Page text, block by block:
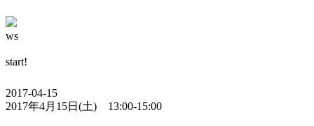
ws
start!
2017-04-15
2017年4月15日(土) 13:00-15:00